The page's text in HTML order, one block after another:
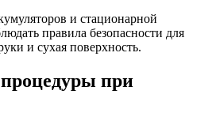
и стационарной
правила безопасности для
и сухая поверхность.
при